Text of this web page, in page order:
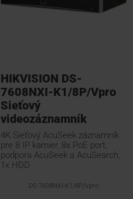
HIKVISION DS-
7608NXI-K1/8P/Vpro
Sieťový
videozáznamník
4K Sieťový AcuSeek záznamník
pre 8 IP kamier, 8x PoE port,
podpora AcuSeek a AcuSearch,
1x HDD
DS-7608NXI-K1/8P/Vpro